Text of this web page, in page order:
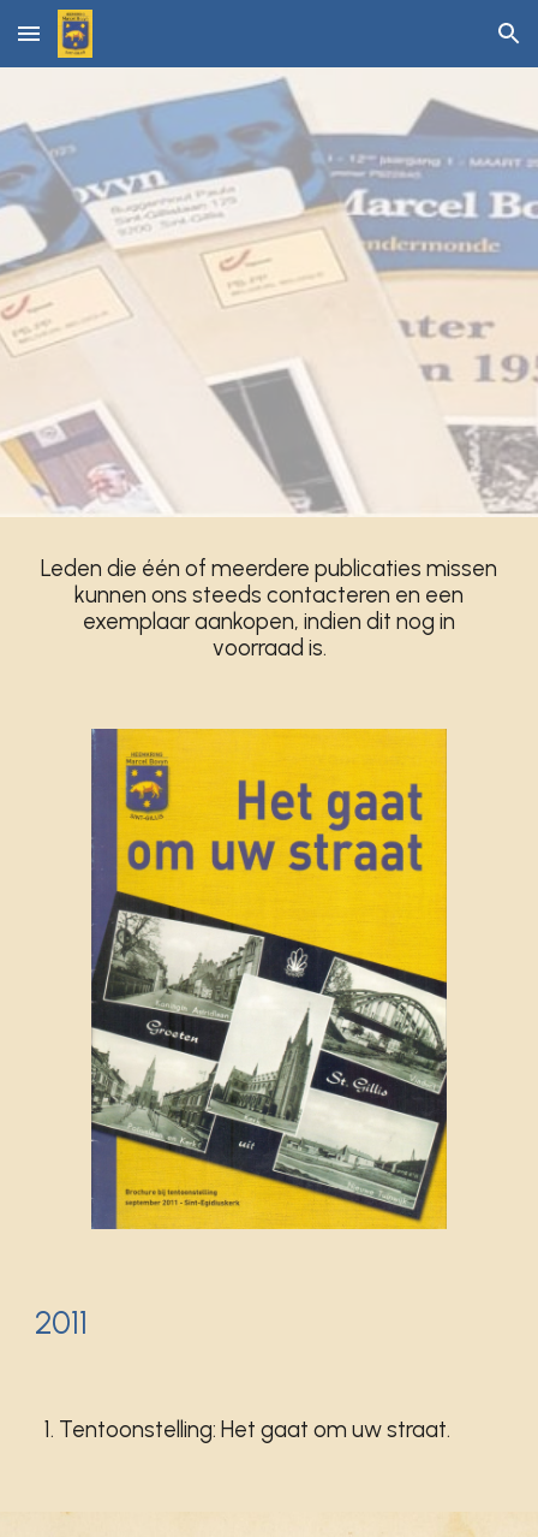
Skip to main content Skip to navigation
Leden die één of meerdere publicaties missen
kunnen ons steeds contacteren en een
exemplaar aankopen, indien dit nog in
voorraad is.
2011
Tentoonstelling: Het gaat om uw straat.